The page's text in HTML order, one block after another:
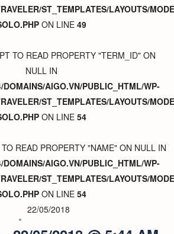
ST_TEMPLATES/LAYOUTS/
ON LINE 49
TO READ PROPERTY "TERM_ID" ON
NULL IN
AIGO.VN/PUBLIC_HTML/WP-
ST_TEMPLATES/LAYOUTS/
ON LINE 54
READ PROPERTY "NAME" ON NULL IN
AIGO.VN/PUBLIC_HTML/WP-
ST_TEMPLATES/LAYOUTS/
ON LINE 54
22/05/2018